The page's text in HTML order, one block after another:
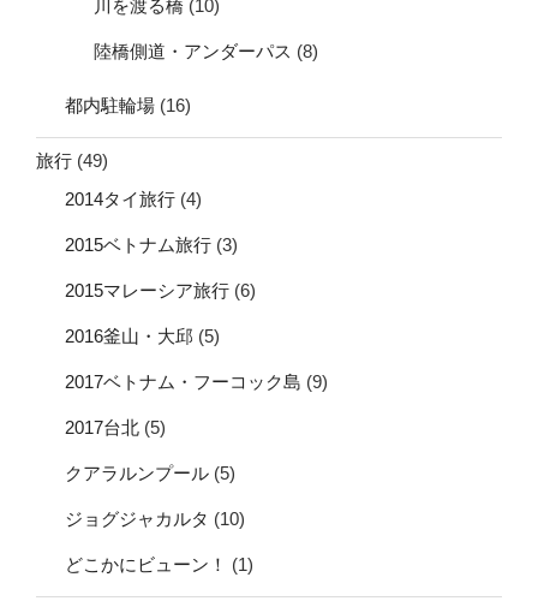
川を渡る橋 (10)
陸橋側道・アンダーパス (8)
都内駐輪場 (16)
旅行 (49)
2014タイ旅行 (4)
2015ベトナム旅行 (3)
2015マレーシア旅行 (6)
2016釜山・大邱 (5)
2017ベトナム・フーコック島 (9)
2017台北 (5)
クアラルンプール (5)
ジョグジャカルタ (10)
どこかにビューン！ (1)